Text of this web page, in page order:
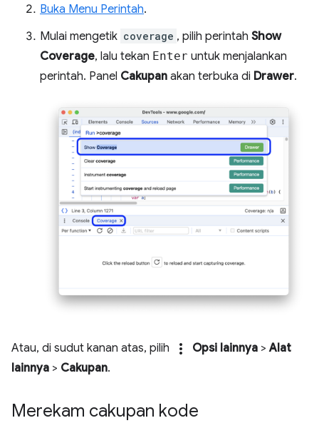
Buka Menu Perintah.
Mulai mengetik coverage , pilih perintah Show
Coverage, lalu tekan Enter untuk menjalankan
perintah. Panel Cakupan akan terbuka di Drawer.
Atau, di sudut kanan atas, pilih more_vert Opsi lainnya >Alat
lainnya > Cakupan.
Merekam cakupan kode